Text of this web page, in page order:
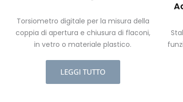
Torsiometro digitale per la misura della
coppia di apertura e chiusura di flaconi,
in vetro o materiale plastico.
LEGGI TUTTO